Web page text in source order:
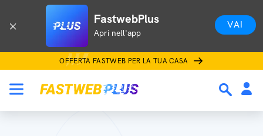
FastwebPlus
Apri nell'app
VAI
OFFERTA FASTWEB PER LA TUA CASA